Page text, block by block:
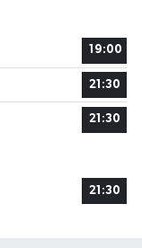
19:00
21:30
21:30
21:30